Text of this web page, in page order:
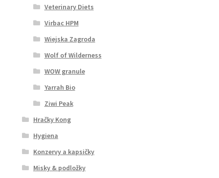
Veterinary Diets
Virbac HPM
Wiejska Zagroda
Wolf of Wilderness
WOW granule
Yarrah Bio
Ziwi Peak
Hračky Kong
Hygiena
Konzervy a kapsičky
Misky & podložky